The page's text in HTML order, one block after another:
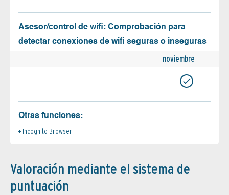
Asesor/control de wifi: Comprobación para
detectar conexiones de wifi seguras o inseguras
noviembre
Otras funciones:
Incognito Browser
Valoración mediante el sistema de
puntuación